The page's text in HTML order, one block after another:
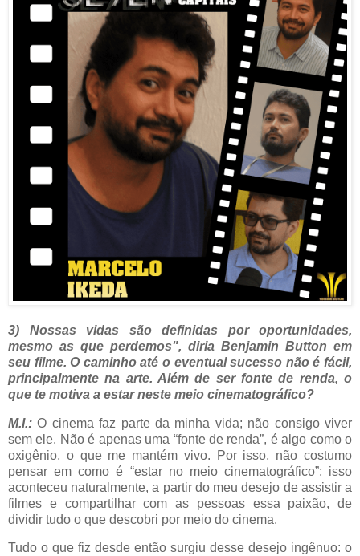
3) Nossas vidas são definidas por oportunidades,
mesmo as que perdemos", diria Benjamin Button em
seu filme. O caminho até o eventual sucesso não é fácil,
principalmente na arte. Além de ser fonte de renda, o
que te motiva a estar neste meio cinematográfico?
M.I.: O cinema faz parte da minha vida; não consigo viver
sem ele. Não é apenas uma “fonte de renda”, é algo como o
oxigênio, o que me mantém vivo. Por isso, não costumo
pensar em como é “estar no meio cinematográfico”; isso
aconteceu naturalmente, a partir do meu desejo de assistir a
filmes e compartilhar com as pessoas essa paixão, de
dividir tudo o que descobri por meio do cinema.
Tudo o que fiz desde então surgiu desse desejo ingênuo: o